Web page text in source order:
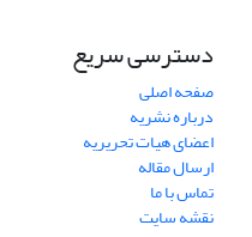
دسترسی سریع
صفحه اصلی
درباره نشریه
اعضای هیات تحریریه
ارسال مقاله
تماس با ما
نقشه سایت